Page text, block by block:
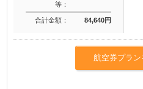
等：
合計金額： 84,640円
航空券プラ